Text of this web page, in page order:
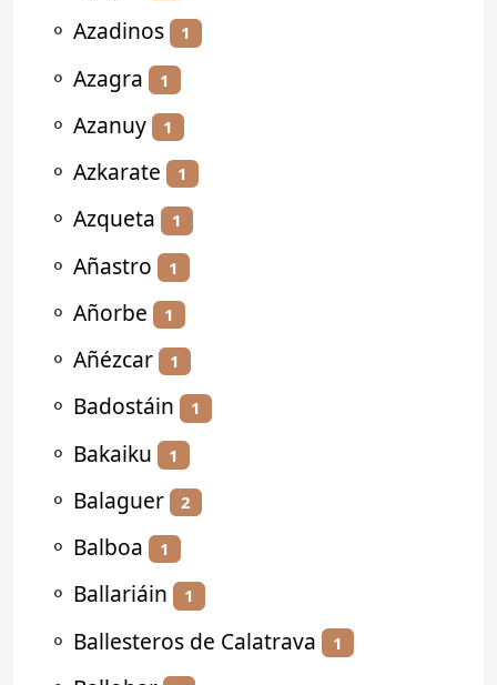
⚬ Azadinos 1
⚬ Azagra 1
⚬ Azanuy 1
⚬ Azkarate 1
⚬ Azqueta 1
⚬ Añastro 1
⚬ Añorbe 1
⚬ Añézcar 1
⚬ Badostáin 1
⚬ Bakaiku 1
⚬ Balaguer 2
⚬ Balboa 1
⚬ Ballariáin 1
⚬ Ballesteros de Calatrava 1